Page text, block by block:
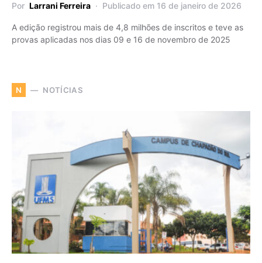
Por Larrani Ferreira Publicado em 16 de janeiro de 2026
A edição registrou mais de 4,8 milhões de inscritos e teve as
provas aplicadas nos dias 09 e 16 de novembro de 2025
N NOTÍCIAS